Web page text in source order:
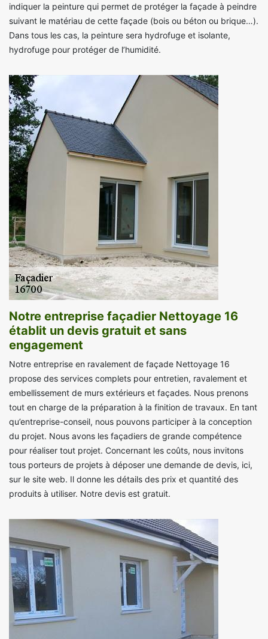
indiquer la peinture qui permet de protéger la façade à peindre
suivant le matériau de cette façade (bois ou béton ou brique…).
Dans tous les cas, la peinture sera hydrofuge et isolante,
hydrofuge pour protéger de l’humidité.
Notre entreprise façadier Nettoyage 16
établit un devis gratuit et sans
engagement
Notre entreprise en ravalement de façade Nettoyage 16
propose des services complets pour entretien, ravalement et
embellissement de murs extérieurs et façades. Nous prenons
tout en charge de la préparation à la finition de travaux. En tant
qu’entreprise-conseil, nous pouvons participer à la conception
du projet. Nous avons les façadiers de grande compétence
pour réaliser tout projet. Concernant les coûts, nous invitons
tous porteurs de projets à déposer une demande de devis, ici,
sur le site web. Il donne les détails des prix et quantité des
produits à utiliser. Notre devis est gratuit.